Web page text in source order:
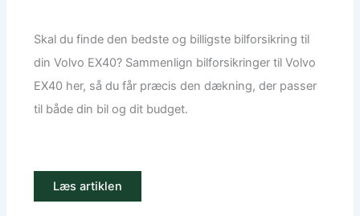
Skal du finde den bedste og billigste bilforsikring til
din Volvo EX40? Sammenlign bilforsikringer til Volvo
EX40 her, så du får præcis den dækning, der passer
til både din bil og dit budget.
Læs artiklen